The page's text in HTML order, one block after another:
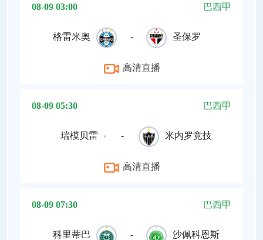
08-09 03:00 巴西甲
格雷米奥 - 圣保罗
高清直播
08-09 05:30 巴西甲
瑞模贝雷 - 米内罗竞技
高清直播
08-09 07:30 巴西甲
科里蒂巴 - 沙佩科恩斯